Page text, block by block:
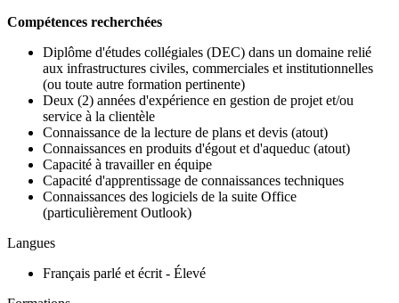
Compétences recherchées
Diplôme d'études collégiales (DEC) dans un domaine relié
aux infrastructures civiles, commerciales et institutionnelles
(ou toute autre formation pertinente)
Deux (2) années d'expérience en gestion de projet et/ou
service à la clientèle
Connaissance de la lecture de plans et devis (atout)
Connaissances en produits d'égout et d'aqueduc (atout)
Capacité à travailler en équipe
Capacité d'apprentissage de connaissances techniques
Connaissances des logiciels de la suite Office
(particulièrement Outlook)
Langues
Français parlé et écrit - Élevé